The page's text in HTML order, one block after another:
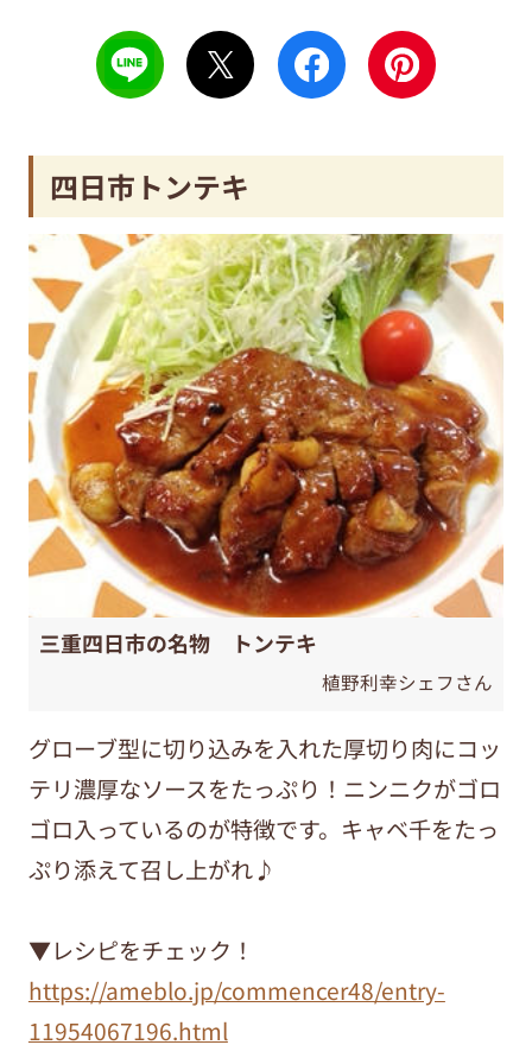
四日市トンテキ
三重四日市の名物 トンテキ
植野利幸シェフさん
グローブ型に切り込みを入れた厚切り肉にコッ
テリ濃厚なソースをたっぷり！ニンニクがゴロ
ゴロ入っているのが特徴です。キャベ千をたっ
ぷり添えて召し上がれ♪
▼レシピをチェック！
https://ameblo.jp/commencer48/entry-
11954067196.html